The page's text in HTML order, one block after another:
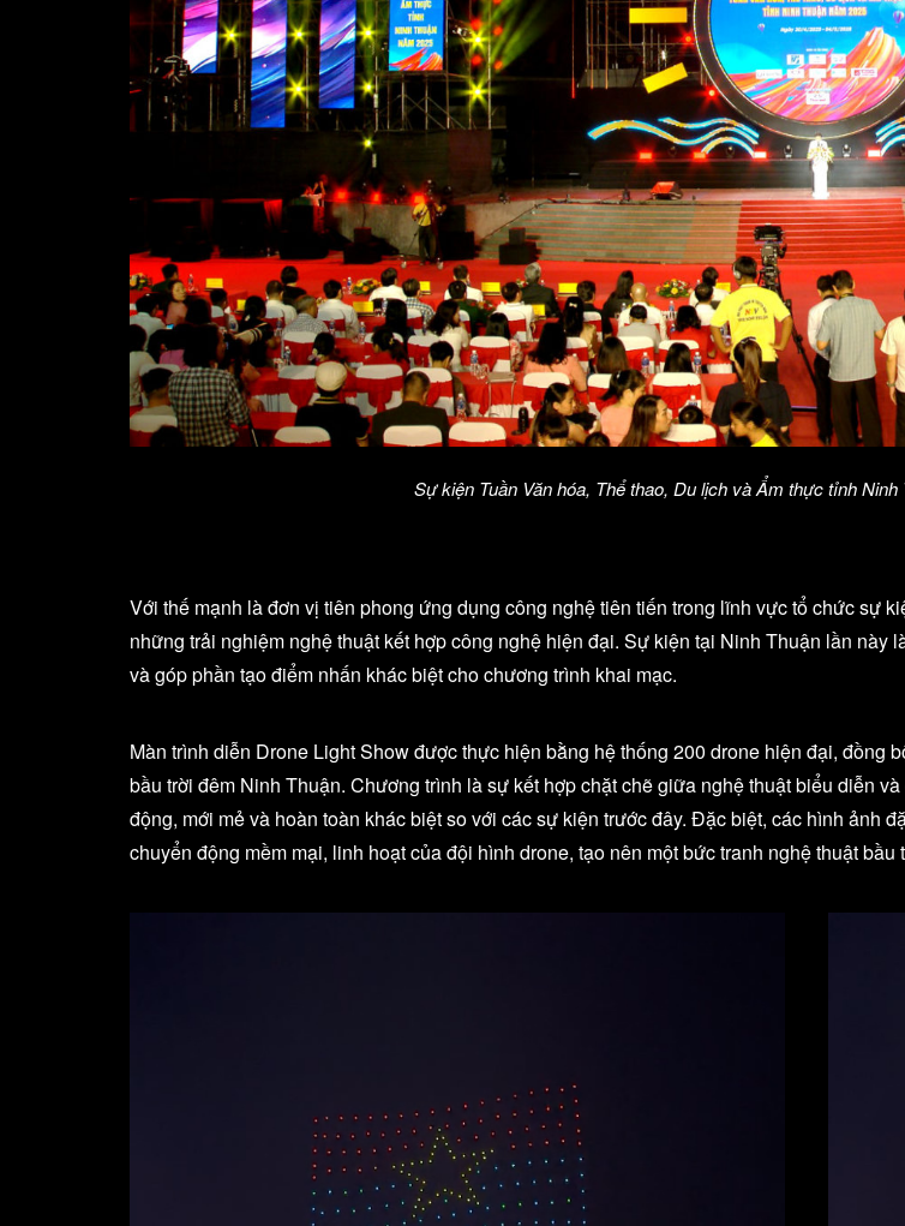
Sự kiện Tuần Văn hóa, Thể thao, Du lịch và Ẩm thực tỉnh
Với thế mạnh là đơn vị tiên phong ứng dụng công nghệ tiên tiến trong lĩnh vực tổ chức sự
những trải nghiệm nghệ thuật kết hợp công nghệ hiện đại. Sự kiện tại Ninh Thuận lần
và góp phần tạo điểm nhấn khác biệt cho chương trình khai mạc.
Màn trình diễn Drone Light Show được thực hiện bằng hệ thống 200 drone hiện đại, đồng
bầu trời đêm Ninh Thuận. Chương trình là sự kết hợp chặt chẽ giữa nghệ thuật biểu diễn
động, mới mẻ và hoàn toàn khác biệt so với các sự kiện trước đây. Đặc biệt, các hình ảnh
chuyển động mềm mại, linh hoạt của đội hình drone, tạo nên một bức tranh nghệ thuật bầu